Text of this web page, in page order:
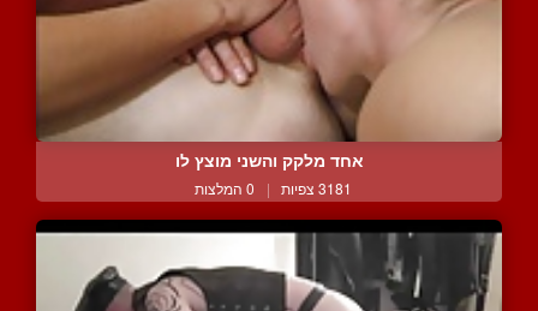
אחד מלקק והשני מוצץ לו
3181 צפיות | 0 המלצות